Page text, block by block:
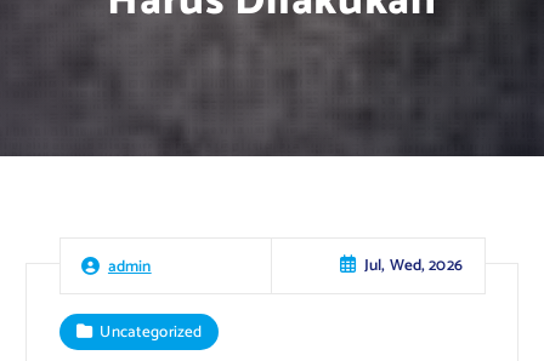
admin Jul, Wed, 2026
Uncategorized